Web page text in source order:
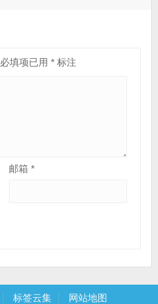
必填项已用 *标注
邮箱*
标签云集 网站地图